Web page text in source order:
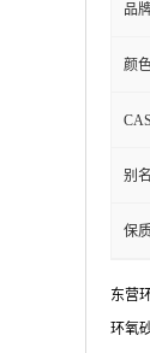
品
颜
别名
保
东营
环氧